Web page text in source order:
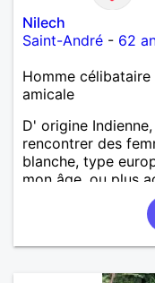
Nilech
Saint-André - 62
Homme
amicale
D' origine
rencontrer des
blanche, type
mon âge, ou plus
elles sont mises
voir chez moi, se
tous les deux, une
le temps qu' on le